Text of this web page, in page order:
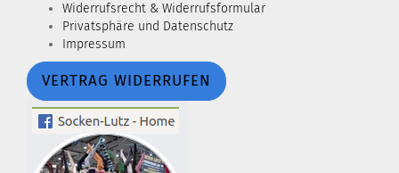
Widerrufsrecht & Widerrufsformular
Privatsphäre und Datenschutz
Impressum
VERTRAG WIDERRUFEN